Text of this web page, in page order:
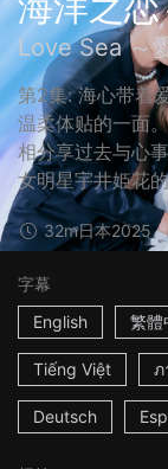
Love Sea ～
第2集: 海心带着
温柔体贴的一面
相分享过去与心
女明星宇井姫花
32m日本2025
字幕
English
繁體
Tiếng Việt ภ
Deutsch